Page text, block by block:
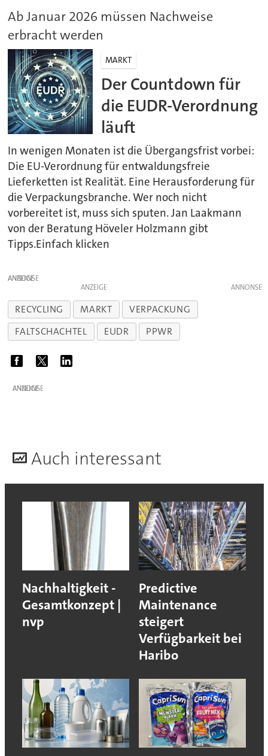
Ab Januar 2026 müssen Nachweise
erbracht werden
MARKT
Der Countdown für
die EUDR-Verordnung
läuft
In wenigen Monaten ist die Übergangsfrist vorbei:
Die EU-Verordnung für entwaldungsfreie
Lieferketten ist Realität. Eine Herausforderung für
die Verpackungsbranche. Wer noch nicht
vorbereitet ist, muss sich sputen. Jan Laakmann
von der Beratung Höveler Holzmann gibt
Tipps.Einfach klicken
ANZEIGE
ANZEIGE
RECYCLING MARKT
VERPACKUNG
FALTSCHACHTEL
EUDR PPWR
ANZEIGE
Auch interessant
Nachhaltigkeit -
Gesamtkonzept |
nvp
Predictive
Maintenance
steigert
Verfügbarkeit bei
Haribo